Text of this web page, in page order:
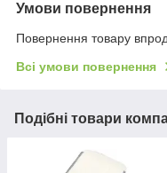
Умови повернення
Повернення товару
Всі умови повернення
Подібні товари